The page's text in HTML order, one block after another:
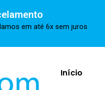
em até 6x sem juros
Início